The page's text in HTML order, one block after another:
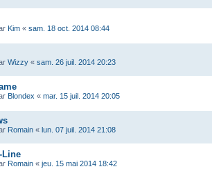
Kim « sam. 18 oct. 2014 08:44
Wizzy « sam. 26 juil. 2014 20:23
Blondex « mar. 15 juil. 2014 20:05
Romain « lun. 07 juil. 2014 21:08
Line
Romain « jeu. 15 mai 2014 18:42